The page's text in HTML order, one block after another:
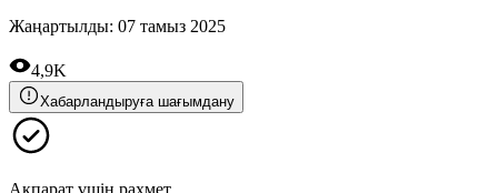
Жаңартылды: 07 тамыз 2025
4,9K
Хабарландыруға шағымдану